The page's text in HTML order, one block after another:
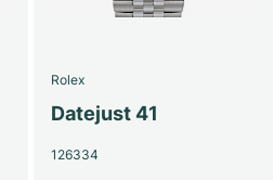
Rolex
Datejust 41
126334